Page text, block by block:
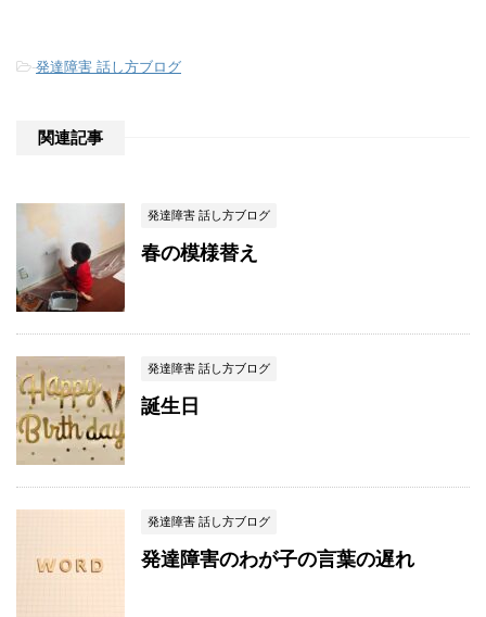
-発達障害 話し方ブログ
関連記事
発達障害 話し方ブログ
春の模様替え
発達障害 話し方ブログ
誕生日
発達障害 話し方ブログ
発達障害のわが子の言葉の遅れ